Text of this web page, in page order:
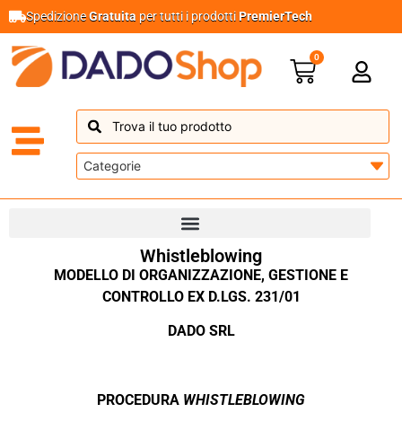
SpedizioneGratuita per tutti i prodottiPremierTech
0
Whistleblowing
MODELLO DI ORGANIZZAZIONE, GESTIONE E
CONTROLLO EX D.LGS. 231/01
DADO SRL
PROCEDURA WHISTLEBLOWING